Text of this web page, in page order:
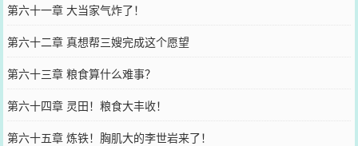
第六十一章 大当家气炸了！
第六十二章 真想帮三嫂完成这个愿望
第六十三章 粮食算什么难事？
第六十四章 灵田！粮食大丰收！
第六十五章 炼铁！胸肌大的李世岩来了！